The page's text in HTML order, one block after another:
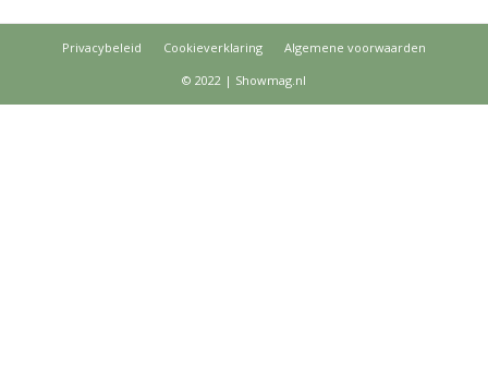
Privacybeleid Cookieverklaring
Algemene voorwaarden
© 2022 | Showmag.nl